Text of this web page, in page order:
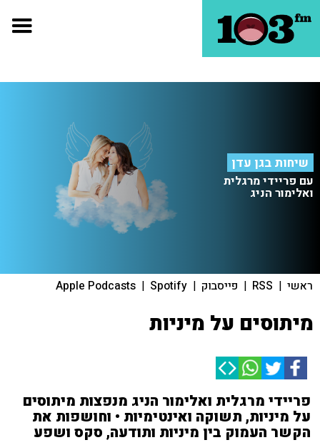
שיחות בגן עדן
עם פריידי מרגלית
ואלימור הניג
ראשי |
RSS
| פייסבוק |
Spotify
|
Apple Podcasts
מיתוסים על מיניות
פריידי מרגלית ואלימור הניג מנפצות מיתוסים
על מיניות, תשוקה ואינטימיות • וחושפות את
הקשר העמוק בין מיניות ותודעה, סקס ושפע